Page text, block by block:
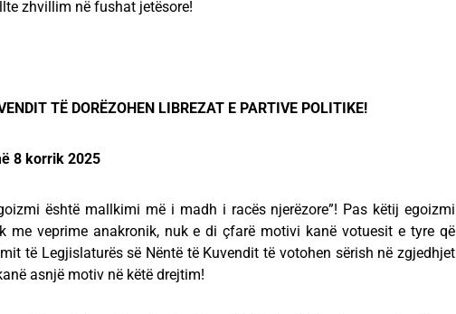
zhvillim në fushat jetësore!
TË DORËZOHEN LIBREZAT E PARTIVE POLITIKE!
8 korrik 2025
është mallkimi më i madh i racës njerëzore”! Pas këtij egoizmi
me veprime anakronik, nuk e di çfarë motivi kanë votuesit e tyre që
të Legjislaturës së Nëntë të Kuvendit të votohen sërish në zgjedhjet
asnjë motiv në këtë drejtim!